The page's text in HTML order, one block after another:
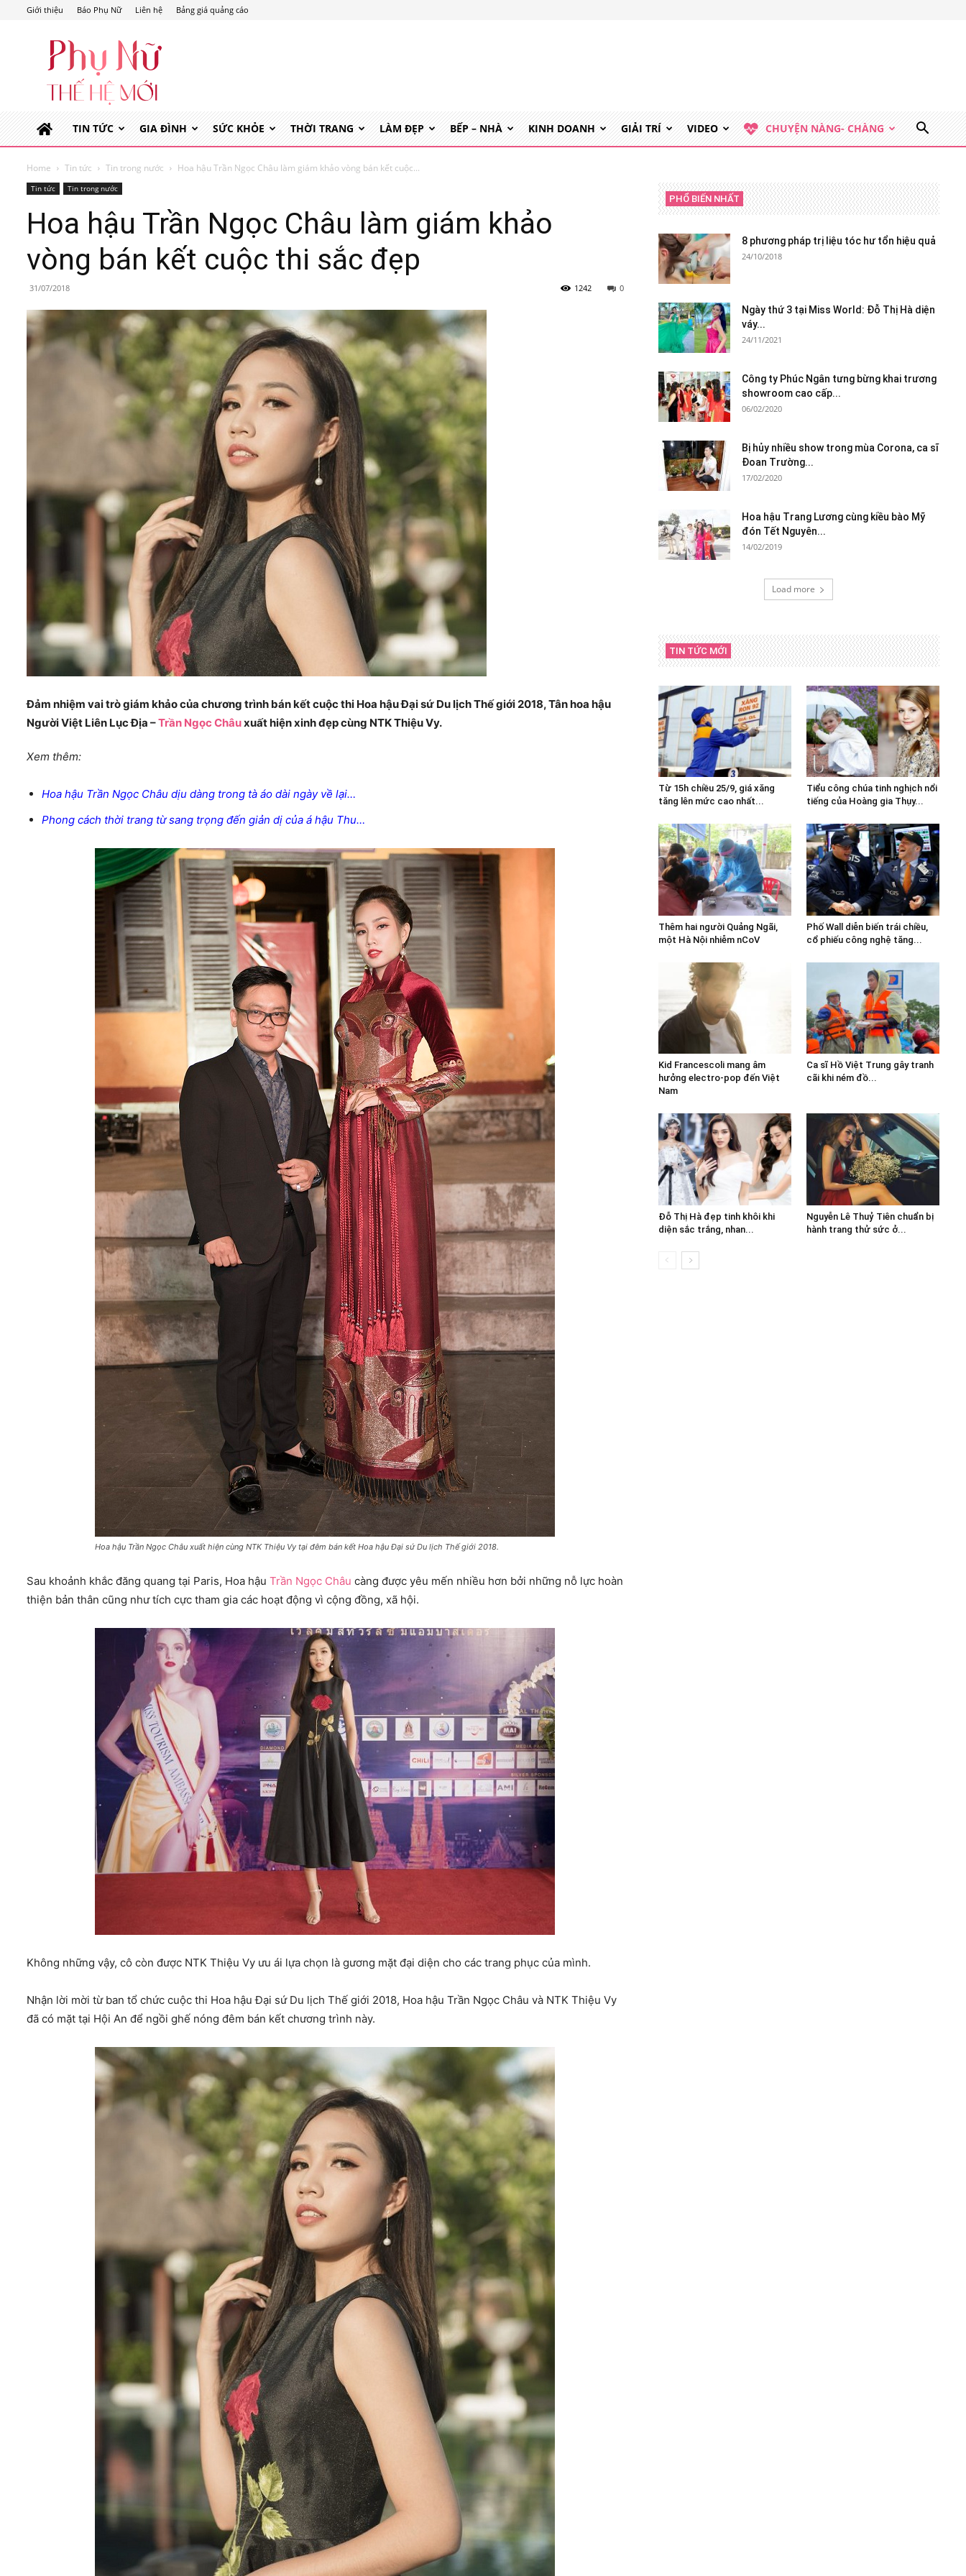
Giới thiệu Báo Phụ Nữ Liên hệ Bảng giá quảng cáo
Phụ
Nữ
Hệ
TIN TỨC
GIA ĐÌNH SỨC KHỎE THỜI TRANG LÀM ĐẸP BẾP – NHÀ KINH DOANH GIẢI TRÍ VIDEO CHUYỆN NÀNG- CHÀNG
Home Tin tức Tin trong nước Hoa hậu Trần Ngọc Châu làm giám khảo vòng bán kết cuộc...
Tin tức Tin trong nước
Hoa hậu Trần Ngọc Châu làm giám khảo
vòng bán kết cuộc thi sắc đẹp
31/07/2018 0
1242
Đảm nhiệm vai trò giám khảo của chương trình bán kết cuộc thi Hoa hậu Đại sứ Du lịch Thế giới 2018, Tân hoa hậu
Người Việt Liên Lục Địa –Trần Ngọc Châuxuất hiện xinh đẹp cùng NTK Thiệu Vy.
Xem thêm:
Hoa hậu Trần Ngọc Châu dịu dàng trong tà áo dài ngày về lại…
Phong cách thời trang từ sang trọng đến giản dị của á hậu Thu…
Hoa hậu Trần Ngọc Châu xuất hiện cùng NTK Thiệu Vy tại đêm bán kết Hoa hậu Đại sứ Du lịch Thế giới 2018.
Sau khoảnh khắc đăng quang tại Paris, Hoa hậu Trần Ngọc Châu càng được yêu mến nhiều hơn bởi những nỗ lực hoàn
thiện bản thân cũng như tích cực tham gia các hoạt động vì cộng đồng, xã hội.
Không những vậy, cô còn được NTK Thiệu Vy ưu ái lựa chọn là gương mặt đại diện cho các trang phục của mình.
Nhận lời mời từ ban tổ chức cuộc thi Hoa hậu Đại sứ Du lịch Thế giới 2018, Hoa hậu Trần Ngọc Châu và NTK Thiệu Vy
đã có mặt tại Hội An để ngồi ghế nóng đêm bán kết chương trình này.
PHỔ BIẾN NHẤT
8 phương pháp trị liệu tóc hư tổn hiệu quả
24/10/2018
Ngày thứ 3 tại Miss World: Đỗ Thị Hà diện
váy...
24/11/2021
Công ty Phúc Ngân tưng bừng khai trương
showroom cao cấp...
06/02/2020
Bị hủy nhiều show trong mùa Corona, ca sĩ
Đoan Trường...
17/02/2020
Hoa hậu Trang Lương cùng kiều bào Mỹ
đón Tết Nguyên...
14/02/2019
Load more
TIN TỨC MỚI
Từ 15h chiều 25/9, giá xăng
tăng lên mức cao nhất...
Tiểu công chúa tinh nghịch nổi
tiếng của Hoàng gia Thụy...
Thêm hai người Quảng Ngãi,
một Hà Nội nhiễm nCoV
Phố Wall diễn biến trái chiều,
cổ phiếu công nghệ tăng...
Kid Francescoli mang âm
hưởng electro-pop đến Việt
Nam
Ca sĩ Hồ Việt Trung gây tranh
cãi khi ném đồ...
Đỗ Thị Hà đẹp tinh khôi khi
diện sắc trắng, nhan...
Nguyễn Lê Thuỷ Tiên chuẩn bị
hành trang thử sức ở...